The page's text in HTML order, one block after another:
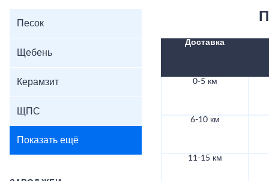
Песок
Щебень
Керамзит
ЩПС
Показать ещё
Доставка
0-5 км
6-10 км
11-15 км